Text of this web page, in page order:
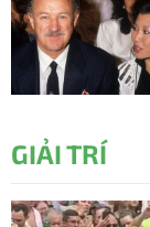
GIẢI TRÍ